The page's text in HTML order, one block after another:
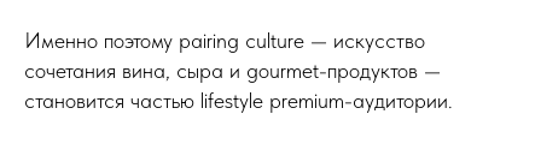
Именно поэтому pairing culture — искусство
сочетания вина, сыра и gourmet-продуктов —
становится частью lifestyle premium-аудитории.